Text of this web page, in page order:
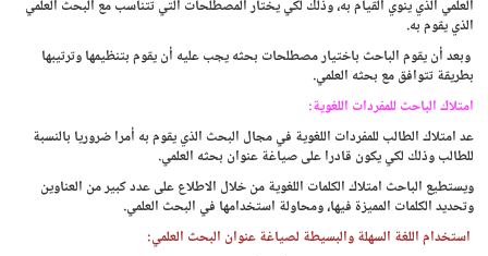
العلمي الذي ينوي القيام به، وذلك لكي يختار المصطلحات التي تتناسب مع البحث العلمي
الذي يقوم به.
وبعد أن يقوم الباحث باختيار مصطلحات بحثه يجب عليه أن يقوم بتنظيمها وترتيبها
بطريقة تتوافق مع بحثه العلمي.
امتلاك الباحث للمفردات اللغوية:
عد امتلاك الطالب للمفردات اللغوية في مجال البحث الذي يقوم به أمرا ضروريا بالنسبة
للطالب وذلك لكي يكون قادرا على صياغة عنوان بحثه العلمي.
ويستطيع الباحث امتلاك الكلمات اللغوية من خلال الاطلاع على عدد كبير من العناوين
وتحديد الكلمات المميزة فيها، ومحاولة استخدامها في البحث العلمي.
استخدام اللغة السهلة والبسيطة لصياغة عنوان البحث العلمي: